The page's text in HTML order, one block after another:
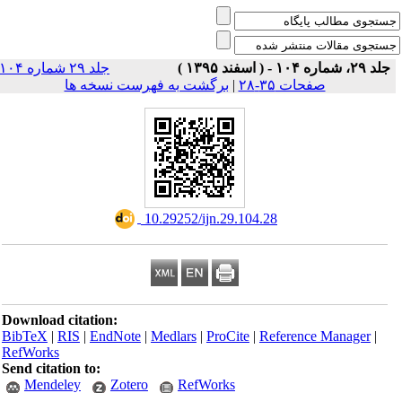
جلد ۲۹، شماره ۱۰۴ - ( اسفند ۱۳۹۵ )
جلد ۲۹ شماره ۱۰۴
صفحات ۳۵-۲۸
|برگشت به فهرست نسخه ها
‎ 10.29252/ijn.29.104.28
Download citation:
BibTeX|RIS|EndNote|Medlars|ProCite|Reference Manager
RefWorks
Send citation to:
Mendeley
Zotero RefWorks